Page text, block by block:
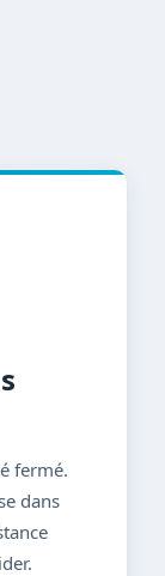
fermé.
dans